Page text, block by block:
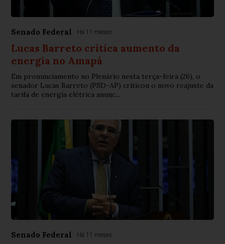
Senado Federal Há 11 meses
Lucas Barreto critica aumento da
energia no Amapá
Em pronunciamento no Plenário nesta terça-feira (26), o
senador Lucas Barreto (PSD-AP) criticou o novo reajuste da
tarifa de energia elétrica anunc...
Senado Federal Há 11 meses